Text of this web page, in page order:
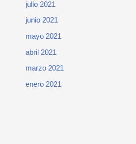
julio 2021
junio 2021
mayo 2021
abril 2021
marzo 2021
enero 2021